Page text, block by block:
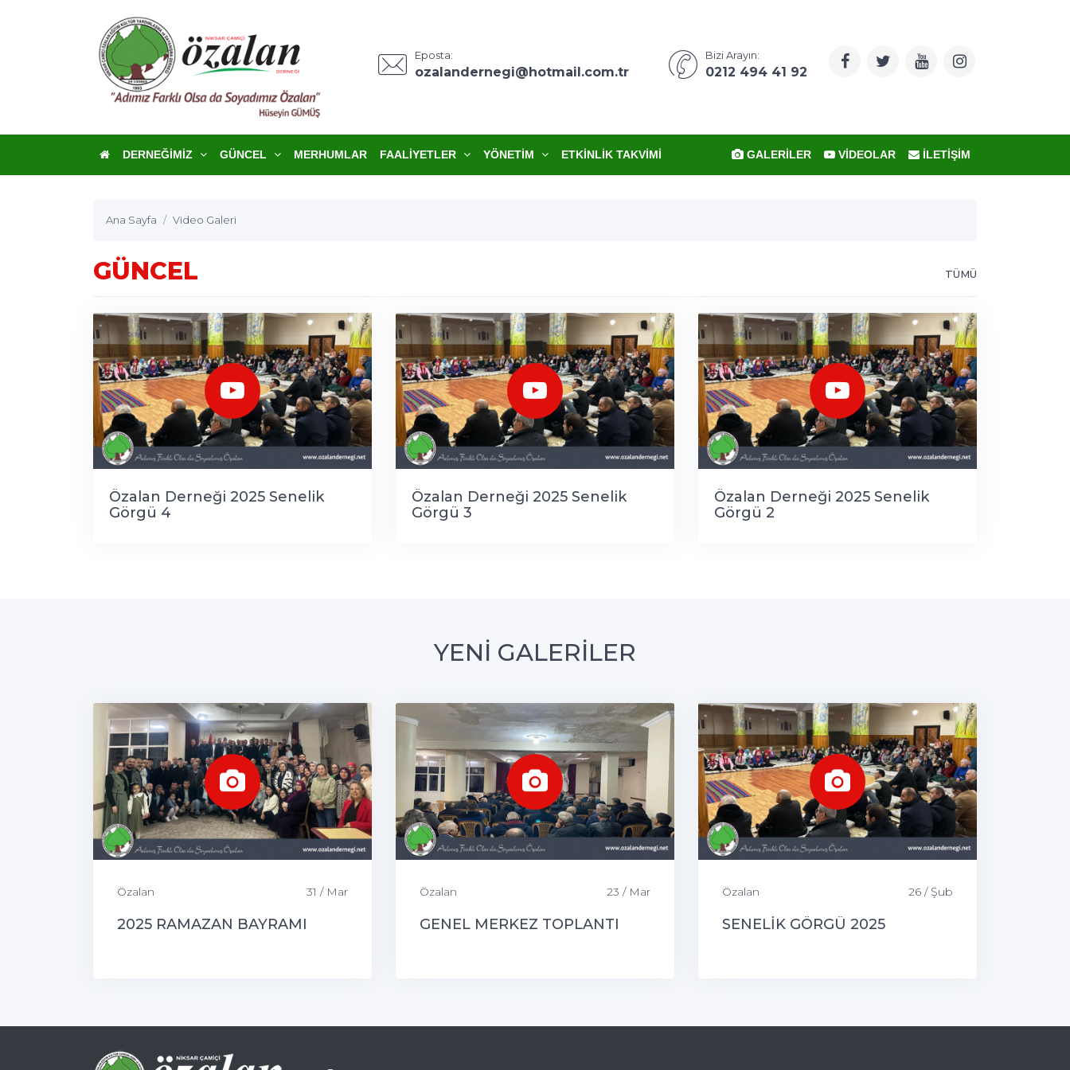
Eposta:
ozalandernegi@hotmail.com.tr
Bizi Arayın:
0212 494 41 92
DERNEĞIMIZ GÜNCEL MERHUMLAR FAALIYETLER YÖNETIM ETKINLIK TAKVIMI GALERILER VIDEOLAR İLETIŞIM
Ana Sayfa Video Galeri
GÜNCEL TÜMÜ
Özalan Derneği 2025 Senelik
Görgü 4
Özalan Derneği 2025 Senelik
Görgü 3
Özalan Derneği 2025 Senelik
Görgü 2
YENİ GALERİLER
Özalan 31 / Mar
2025 RAMAZAN BAYRAMI
Özalan 23 / Mar
GENEL MERKEZ TOPLANTI
Özalan 26 / Şub
SENELİK GÖRGÜ 2025